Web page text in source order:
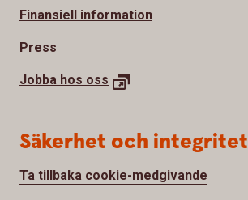
Finansiell information
Press
Jobba hos oss
Säkerhet och integritet
Ta tillbaka cookie-medgivande